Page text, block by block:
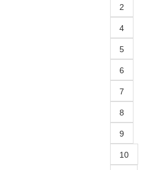
2
4
5
6
7
8
9
10